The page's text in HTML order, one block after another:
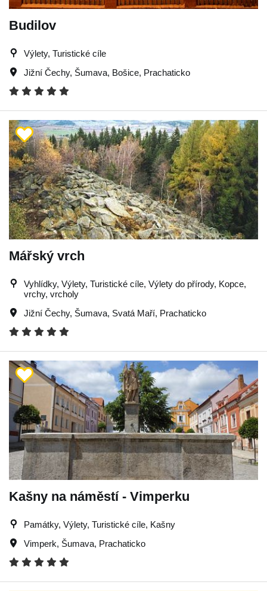
Budilov
Výlety, Turistické cíle
Jižní Čechy, Šumava, Bošice, Prachaticko
Mářský vrch
Vyhlídky, Výlety, Turistické cíle, Výlety do přírody, Kopce,
vrchy, vrcholy
Jižní Čechy, Šumava, Svatá Maří, Prachaticko
Kašny na náměstí - Vimperku
Památky, Výlety, Turistické cíle, Kašny
Vimperk, Šumava, Prachaticko